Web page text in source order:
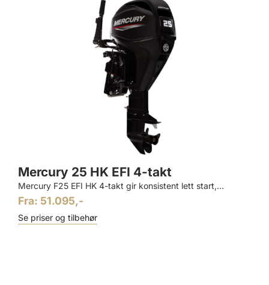
Mercury 25 HK EFI 4-takt
Mercury F25 EFI HK 4-takt gir konsistent lett start,...
Fra: 51.095,-
Se priser og tilbehør